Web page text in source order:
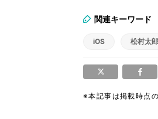
関連キーワード
iOS 松村太
※本記事は掲載時点